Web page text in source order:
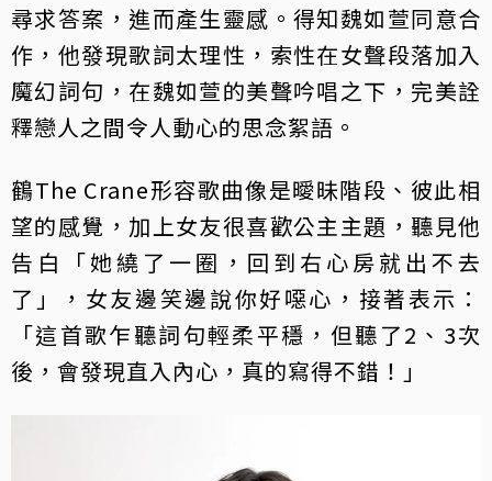
尋求答案，進而產生靈感。得知魏如萱同意合
作，他發現歌詞太理性，索性在女聲段落加入
魔幻詞句，在魏如萱的美聲吟唱之下，完美詮
釋戀人之間令人動心的思念絮語。
鶴The Crane形容歌曲像是曖昧階段、彼此相
望的感覺，加上女友很喜歡公主主題，聽見他
告白「她繞了一圈，回到右心房就出不去
了」，女友邊笑邊說你好噁心，接著表示：
「這首歌乍聽詞句輕柔平穩，但聽了2、3次
後，會發現直入內心，真的寫得不錯！」